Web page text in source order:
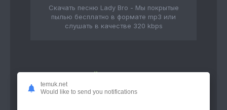
Скачать песню Lady Bro - Мы покрытые
пылью бесплатно в формате mp3 или
слушать в качестве 320 kbps
Мы покрытые пылью
temuk.net
Would like to send you notifications